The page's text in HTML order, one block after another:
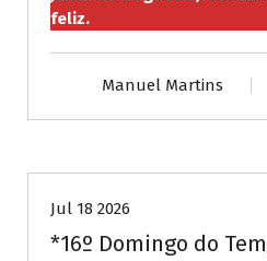
feliz.
Manuel Martins
Jul 18 2026
*16º Domingo do